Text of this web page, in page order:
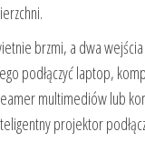
brzmi, a dwa wejścia
podłączyć laptop,
multimediów lub
projektor